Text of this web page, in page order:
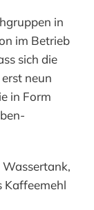
in
im Betrieb
sich die
neun
in Form
Kaffeemehl